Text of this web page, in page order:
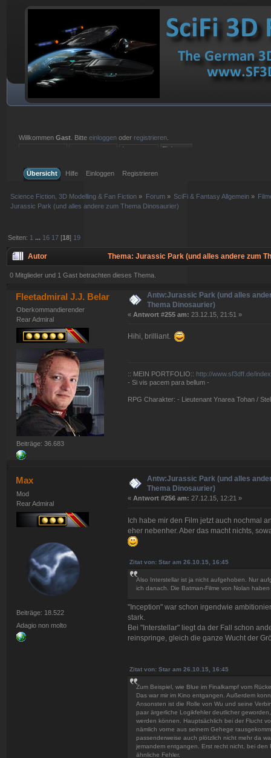
WillkommenGast . Bitteeinloggen oder registrieren
Übersicht
Hilfe Einloggen Registrieren
Science Fiction, 3D Modelling & Fan Fiction » Forum» SciFi & Fantasy Allgemein »
Jurassic Park (und alles andere zum Thema Dinosaurier)
Seiten: 1 ... 16 17 [18] 19
Autor Thema: Jurassic Park (und alles andere zum
0 Mitglieder und 1 Gast betrachten dieses Thema.
Fleetadmiral J.J. Belar
Oberkommandierender
Rear Admiral
Beiträge: 36.683
Antw:Jurassic Park (und alles
Thema Dinosaurier)
« Antwort #255 am: 23.12.15, 21:51 »
Hihi, brilliant.
:: MEIN PORTFOLIO:: http://www.sf3dff.de/
- Si vis pacem para bellum -
RPG Charakter: - Lieutenant Ynarea Tohan /
Max
Mod
Rear Admiral
Beiträge: 18.522
Adagio non molto
Antw:Jurassic Park (und alles
Thema Dinosaurier)
« Antwort #256 am: 27.12.15, 12:21 »
Ich habe mir den Film jetzt auch nochmal
eher nebenher. Aber das macht nichts,
Zitat von: Star am 26.10.15, 16:45
Also Interstellar ist ja nicht aufgehoben. Nur
ich danach. Die Batman-Filme von Nolan
"Inception" war schon irgendwie
stark.
Bei "Interstellar" liegt da der Fall schon
reinspringe, gleich die ganze Wucht der
Zitat von: Star am 26.10.15, 16:45
Zum Beispiel, wie Blue im Finalkampf vom
Das war mir im Kino entgangen. Außerdem
Ansonsten ist die Rolle von Wu und seine
paar ärgerliche Logikfehler deutlicher
werden können. Hauptsächlich bei der Flucht
nämlich vorne aus seinem Gehege
passenderweise auch plötzlich nicht mehr da
jemandem entgangen. Erst recht nicht, bei
ähnliche Fehler.